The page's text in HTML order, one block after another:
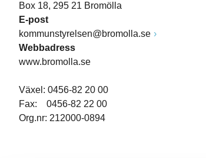
Box 18, 295 21 Bromölla
E-post
kommunstyrelsen@bromolla.se
Webbadress
www.bromolla.se
Växel: 0456-82 20 00
Fax: 0456-82 22 00
Org.nr: 212000-0894